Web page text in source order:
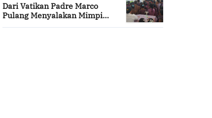
Dari Vatikan Padre Marco
Pulang Menyalakan Mimpi